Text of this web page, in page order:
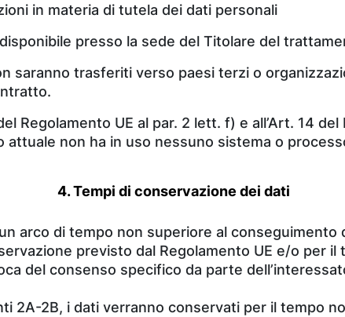
in materia di tutela dei dati personali
presso la sede del Titolare del
saranno trasferiti verso paesi terzi o
Regolamento UE al par. 2 lett. f) e all’Art. 14
non ha in uso nessuno sistema o
4. Tempi di conservazione dei dati
arco di tempo non superiore al
previsto dal Regolamento UE e/o per
del consenso specifico da parte
2A-2B, i dati verranno conservati per il tempo